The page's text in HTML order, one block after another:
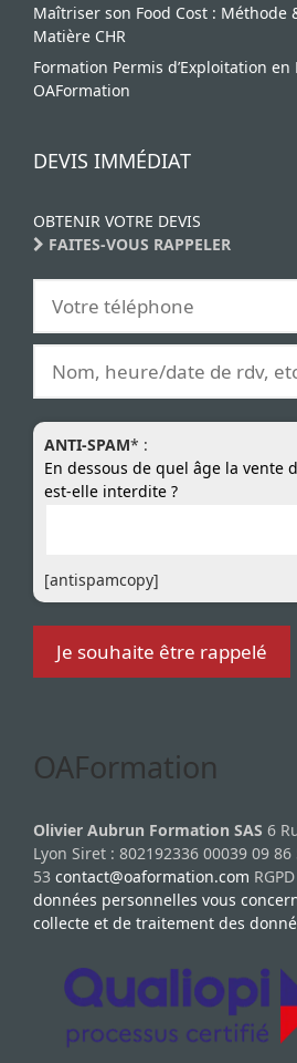
Maîtriser son Food Cost : Méthode
Matière CHR
Formation Permis d’Exploitation
OAFormation
DEVIS IMMÉDIAT
OBTENIR VOTRE DEVIS
FAITES-VOUS RAPPELER
ANTI-SPAM* :
En dessous de quel âge la vente
est-elle interdite ?
[antispamcopy]
OAFormation
Olivier Aubrun Formation SAS 6
Lyon Siret : 802192336 00039 09
53 contact@oaformation.com
données personnelles vous
collecte et de traitement des